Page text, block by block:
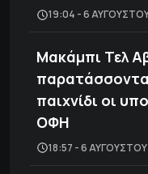
19:04 - 6
Μακάμπι Τελ
παιχνίδι οι
ΟΦΗ
18:57 - 6 ΑΥΓΟΎΣΤΟΥ